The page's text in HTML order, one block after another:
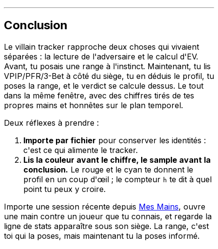
Conclusion
Le villain tracker rapproche deux choses qui vivaient
séparées : la lecture de l'adversaire et le calcul d'EV.
Avant, tu posais une range à l'instinct. Maintenant, tu lis
VPIP/PFR/3-Bet à côté du siège, tu en déduis le profil, tu
poses la range, et le verdict se calcule dessus. Le tout
dans la même fenêtre, avec des chiffres tirés de tes
propres mains et honnêtes sur le plan temporel.
Deux réflexes à prendre :
Importe par fichier pour conserver les identités :
c'est ce qui alimente le tracker.
Lis la couleur avant le chiffre, le sample avant la
conclusion. Le rouge et le cyan te donnent le
profil en un coup d'œil ; le compteur h te dit à quel
point tu peux y croire.
Importe une session récente depuis Mes Mains, ouvre
une main contre un joueur que tu connais, et regarde la
ligne de stats apparaître sous son siège. La range, c'est
toi qui la poses, mais maintenant tu la poses informé.